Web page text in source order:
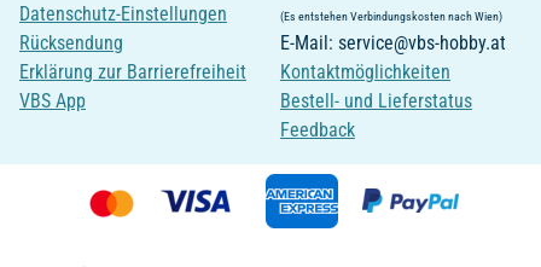
Datenschutz-Einstellungen
Rücksendung
Erklärung zur Barrierefreiheit
VBS App
(Es entstehen Verbindungskosten nach Wien)
E-Mail: service@vbs-hobby.at
Kontaktmöglichkeiten
Bestell- und Lieferstatus
Feedback